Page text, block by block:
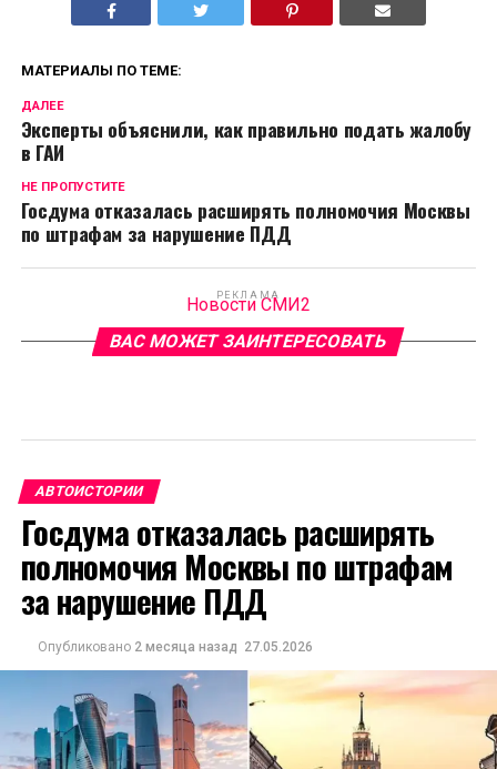
МАТЕРИАЛЫ ПО ТЕМЕ:
ДАЛЕЕ
Эксперты объяснили, как правильно подать жалобу
в ГАИ
НЕ ПРОПУСТИТЕ
Госдума отказалась расширять полномочия Москвы
по штрафам за нарушение ПДД
РЕКЛАМА
Новости СМИ2
ВАС МОЖЕТ ЗАИНТЕРЕСОВАТЬ
АВТОИСТОРИИ
Госдума отказалась расширять
полномочия Москвы по штрафам
за нарушение ПДД
Опубликовано 2 месяца назад 27.05.2026